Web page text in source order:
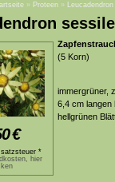
» Proteen » Leucadendron
sessile
€
*
hier
(5 Korn)
immergrüner,
6,4 cm langen
hellgrünen